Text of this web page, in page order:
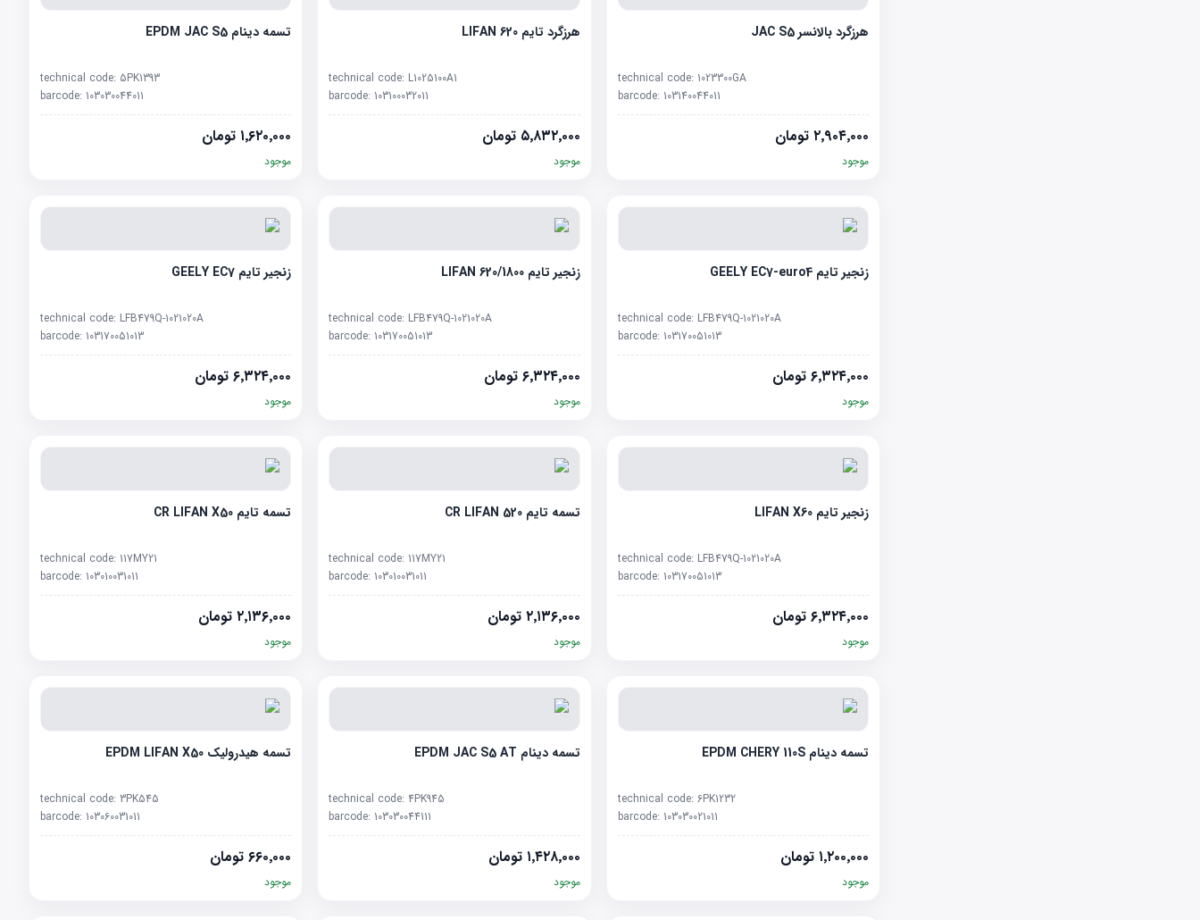
هرزگرد بالانسر JAC S5
technical code: 1023300GA
barcode: 103140044011
۲٬۹۰۴٬۰۰۰تومان
موجود
هرزگرد تایم LIFAN 620
technical code: L1025100A1
barcode: 103100032011
۵٬۸۳۲٬۰۰۰ تومان
موجود
تسمه دینام EPDM JAC S5
technical code: 5PK1393
barcode: 103030044011
۱٬۶۲۰٬۰۰۰ تومان
موجود
زنجیر تایم GEELY EC7-euro4
technical code: LFB479Q-1021020A
barcode: 103170051013
۶٬۳۲۴٬۰۰۰تومان
موجود
زنجیر تایم LIFAN 620/1800
technical code: LFB479Q-1021020A
barcode: 103170051013
۶٬۳۲۴٬۰۰۰ تومان
موجود
زنجیر تایم GEELY EC7
technical code: LFB479Q-1021020A
barcode: 103170051013
۶٬۳۲۴٬۰۰۰تومان
موجود
زنجیر تایم LIFAN X60
technical code: LFB479Q-1021020A
barcode: 103170051013
۶٬۳۲۴٬۰۰۰تومان
موجود
تسمه تایم CR LIFAN 520
technical code: 117MY21
barcode: 103010031011
۲٬۱۳۶٬۰۰۰ تومان
موجود
تسمه تایم CR LIFAN X50
technical code: 117MY21
barcode: 103010031011
۲٬۱۳۶٬۰۰۰تومان
موجود
تسمه دینام EPDM CHERY 110S
technical code: 6PK1232
barcode: 103030021011
۱٬۲۰۰٬۰۰۰ تومان
موجود
تسمه دینام EPDM JAC S5 AT
technical code: 4PK945
barcode: 103030044111
۱٬۴۲۸٬۰۰۰ تومان
موجود
تسمه هیدرولیک EPDM LIFAN X50
technical code: 3PK545
barcode: 103060031011
۶۶۰٬۰۰۰تومان
موجود